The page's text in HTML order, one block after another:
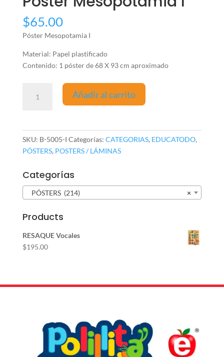
$65.00
Póster Mesopotamia I
Material: Papel plastificado
Contenido: 1 póster de 68 X 93 cm aproximado
Mesopotamia
Añadir al carrito
SKU: B-5005-I Categorías: CATEGORIAS, EDUCATODO,
PÓSTERS, POSTERS / LÁMINAS
Categorías
×
PÓSTERS (214)
Products
RESAQUE Vocales
$195.00